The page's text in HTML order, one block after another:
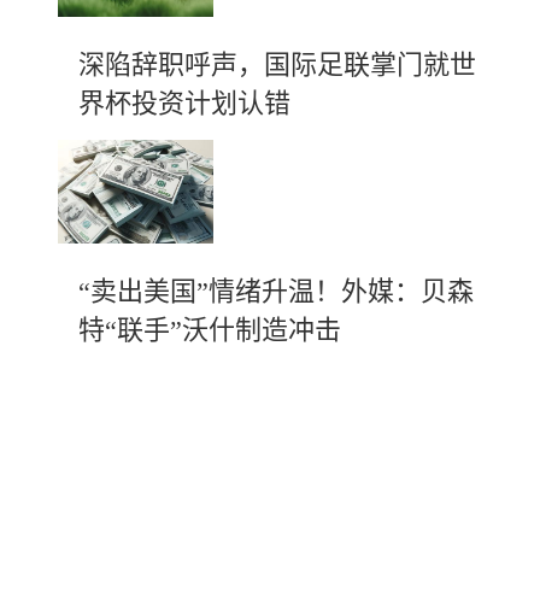
深陷辞职呼声，国际足联掌门就世
界杯投资计划认错
“卖出美国”情绪升温！外媒：贝森
特“联手”沃什制造冲击